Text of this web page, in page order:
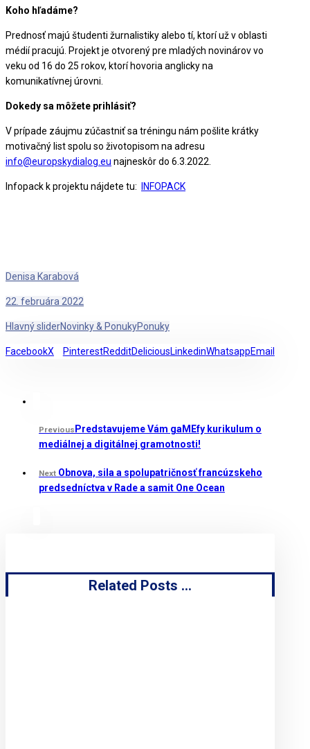
Koho hľadáme?
Prednosť majú študenti žurnalistiky alebo tí, ktorí už v oblasti
médií pracujú. Projekt je otvorený pre mladých novinárov vo
veku od 16 do 25 rokov, ktorí hovoria anglicky na
komunikatívnej úrovni.
Dokedy sa môžete prihlásiť?
V prípade záujmu zúčastniť sa tréningu nám pošlite krátky
motivačný list spolu so životopisom na adresu
info@europskydialog.eu najneskôr do 6.3.2022.
Infopack k projektu nájdete tu: INFOPACK
Denisa Karabová
22. februára 2022
Hlavný sliderNovinky & PonukyPonuky
FacebookX PinterestRedditDeliciousLinkedinWhatsappEmail
Previous Predstavujeme Vám gaMEfy kurikulum o
mediálnej a digitálnej gramotnosti!
Next Obnova, sila a spolupatričnosť francúzskeho
predsedníctva v Rade a samit One Ocean
Related Posts ...